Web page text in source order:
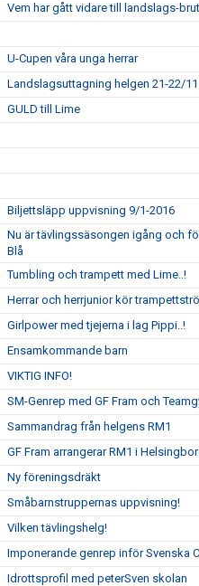
Vem har gått vidare till landslags-
U-Cupen våra unga herrar
Landslagsuttagning helgen 21-22/11
GULD till Lime
Biljettsläpp uppvisning 9/1-2016
Nu är tävlingssäsongen igång och
Blå
Tumbling och trampett med Lime..!
Herrar och herrjunior kör
Girlpower med tjejerna i lag Pippi..!
Ensamkommande barn
VIKTIG INFO!
SM-Genrep med GF Fram och
Sammandrag från helgens RM1
GF Fram arrangerar RM1 i
Ny föreningsdräkt
Småbarnstruppernas uppvisning!
Vilken tävlingshelg!
Imponerande genrep inför Svenska
Idrottsprofil med peterSven skolan